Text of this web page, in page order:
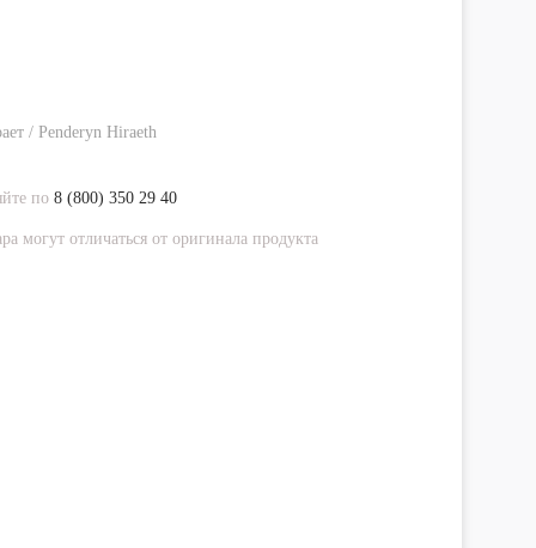
/ Penderyn Hiraeth
по 8 (800) 350 29 40
могут отличаться от оригинала продукта